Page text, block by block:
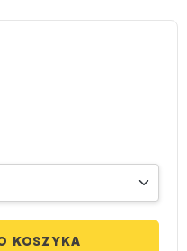
KOSZYKA